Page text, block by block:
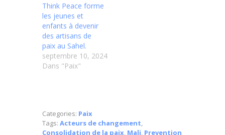
Think Peace forme
les jeunes et
enfants à devenir
des artisans de
paix au Sahel.
septembre 10, 2024
Dans "Paix"
Categories: Paix
Tags: Acteurs de changement,
Consolidation de la paix, Mali, Prevention